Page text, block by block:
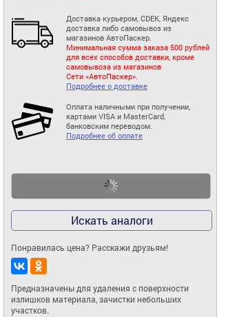
Доставка курьером, CDEK, Яндекс
доставка либо самовывоз из
магазинов АвтоПаскер.
Минимальная сумма заказа 500 рублей
для всех способов доставки, кроме
самовывоза из магазинов
Сети «АвтоПаскер».
Подробнее о доставке
Оплата наличными при получении,
картами VISA и MasterCard,
банковским переводом.
Подробнее об оплате
Искать аналоги
Понравилась цена? Расскажи друзьям!
Предназначены для удаления с поверхности
излишков материала, зачистки небольших
участков.